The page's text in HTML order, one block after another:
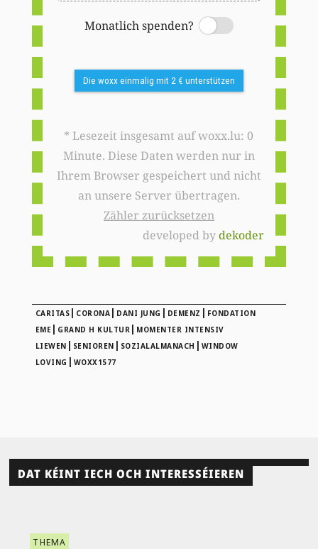
Monatlich spenden?
Switch
Die woxx einmalig mit 2 € unterstützen
* Lesezeit insgesamt auf woxx.lu: 0
Minute. Diese Daten werden nur in
Ihrem Browser gespeichert und nicht
an unsere Server übertragen.
Zähler zurücksetzen
developed bydekoder
CARITAS | CORONA | DANI JUNG | DEMENZ | FONDATION
EME | GRAND H KULTUR | MOMENTER INTENSIV
LIEWEN | SENIOREN | SOZIALALMANACH | WINDOW
LOVING | WOXX1577
DAT KÉINT IECH OCH INTERESSÉIEREN
THEMA